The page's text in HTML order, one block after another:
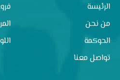
الرئيسة
من نحن
الحوكمة
تواصل معنا